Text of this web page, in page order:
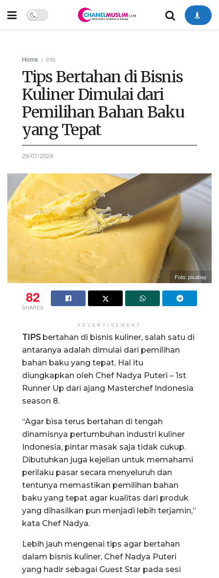
Home Info
Tips Bertahan di Bisnis
Kuliner Dimulai dari
Pemilihan Bahan Baku
yang Tepat
29/07/2024
Foto: pixabay
82
SHARES
ADVERTISEMENT
TIPSbertahan di bisnis kuliner, salah satu di
antaranya adalah dimulai dari pemilihan
bahan baku yang tepat. Hal itu
diungkapkan oleh Chef Nadya Puteri – 1st
Runner Up dari ajang Masterchef Indonesia
season 8.
“Agar bisa terus bertahan di tengah
dinamisnya pertumbuhan industri kuliner
Indonesia, pintar masak saja tidak cukup.
Dibutuhkan juga kejelian untuk memahami
perilaku pasar secara menyeluruh dan
tentunya memastikan pemilihan bahan
baku yang tepat agar kualitas dari produk
yang dihasilkan pun menjadi lebih terjamin,”
kata Chef Nadya.
Lebih jauh mengenai tips agar bertahan
dalam bisnis kuliner, Chef Nadya Puteri
yang hadir sebagai Guest Star pada sesi